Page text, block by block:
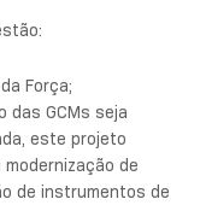
Força;
das GCMs seja
este projeto
de
de instrumentos de